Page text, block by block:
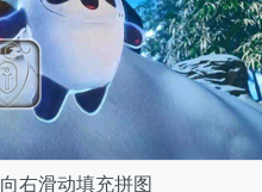
向右滑动填充拼图